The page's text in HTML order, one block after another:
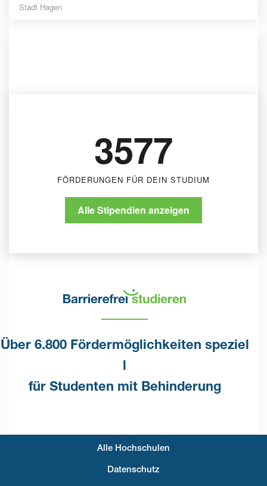
Stadt Hagen
3577
FÖRDERUNGEN FÜR DEIN STUDIUM
Alle Stipendien anzeigen
Über 6.800 Fördermöglichkeiten speziel
l
für Studenten mit Behinderung
Fußzeilenmenü
Alle Hochschulen
Datenschutz